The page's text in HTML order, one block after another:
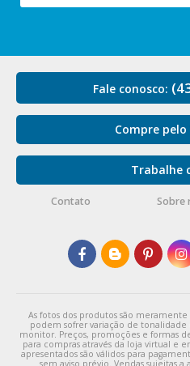
Fale conosco:
Compre
Trabalhe
Contato Sobre
As fotos dos produtos são meramente
podem sofrer variação de
monitor. Preços, promoções e formas
para compras através da loja virtual e
apresentados são válidos para
sem aviso prévio. Vendas sujeitas